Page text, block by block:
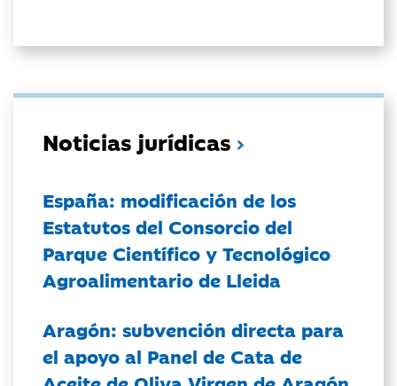
Noticias jurídicas
España: modificación de los
Estatutos del Consorcio del
Parque Científico y Tecnológico
Agroalimentario de Lleida
Aragón: subvención directa para
el apoyo al Panel de Cata de